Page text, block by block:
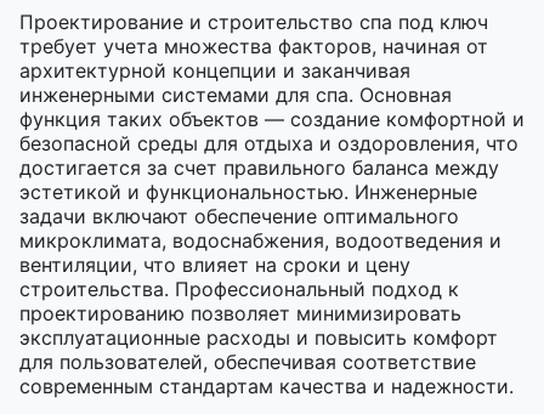
Проектирование и строительство спа под ключ
требует учета множества факторов, начиная от
архитектурной концепции и заканчивая
инженерными системами для спа. Основная
функция таких объектов — создание комфортной и
безопасной среды для отдыха и оздоровления, что
достигается за счет правильного баланса между
эстетикой и функциональностью. Инженерные
задачи включают обеспечение оптимального
микроклимата, водоснабжения, водоотведения и
вентиляции, что влияет на сроки и цену
строительства. Профессиональный подход к
проектированию позволяет минимизировать
эксплуатационные расходы и повысить комфорт
для пользователей, обеспечивая соответствие
современным стандартам качества и надежности.